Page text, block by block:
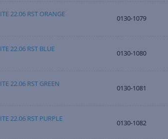
22.06 RST ORANGE
0130-1079
22.06 RST BLUE
0130-1080
22.06 RST GREEN
0130-1081
22.06 RST PURPLE
0130-1082